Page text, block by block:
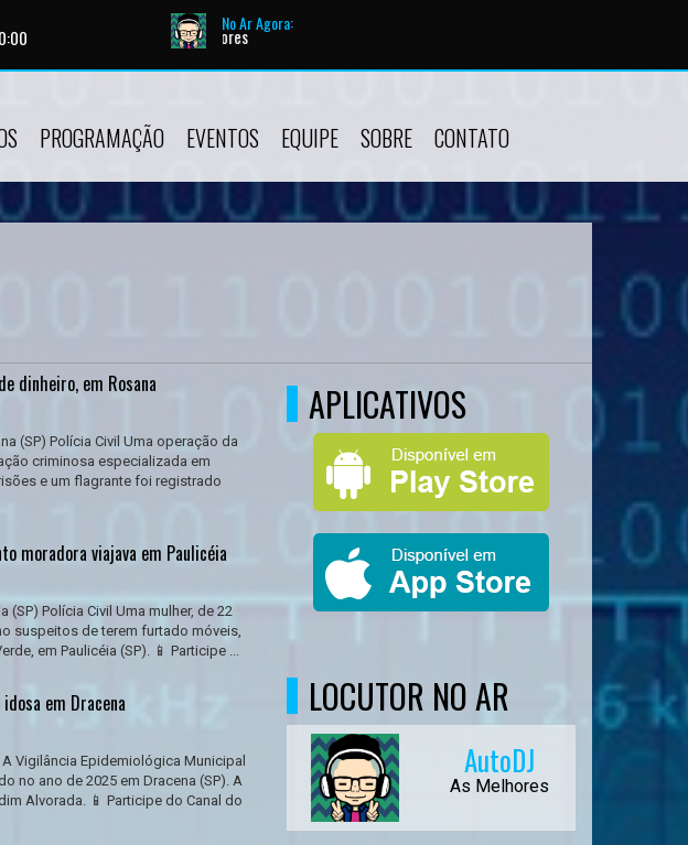
No Ar Agora:
PROGRAMAÇÃO EVENTOS EQUIPE SOBRE CONTATO
dinheiro, em Rosana
(SP) Polícia Civil Uma operação da
criminosa especializada em
e um flagrante foi registrado
moradora viajava em Paulicéia
Polícia Civil Uma mulher, de 22
suspeitos de terem furtado móveis,
em Paulicéia (SP). 📱 Participe ...
em Dracena
Vigilância Epidemiológica Municipal
no ano de 2025 em Dracena (SP). A
Alvorada. 📱 Participe do Canal do
APLICATIVOS
LOCUTOR NO AR
AutoDJ
As Melhores